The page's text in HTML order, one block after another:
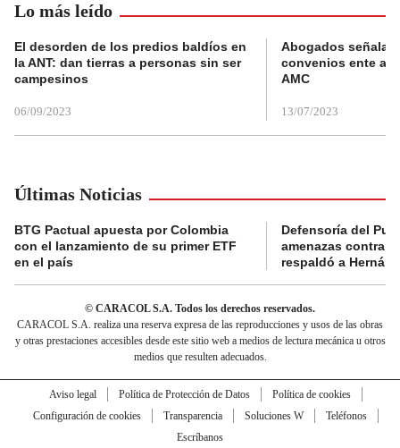
Lo más leído
El desorden de los predios baldíos en
la ANT: dan tierras a personas sin ser
campesinos
06/09/2023
Abogados
convenios ente
AMC
13/07/2023
Últimas Noticias
BTG Pactual apuesta por Colombia
con el lanzamiento de su primer ETF
en el país
Defensoría del
amenazas contra
respaldó a Hernán
© CARACOL S.A. Todos los derechos reservados.
CARACOL S.A. realiza una reserva expresa de las reproducciones y usos de las obras
y otras prestaciones accesibles desde este sitio web a medios de lectura mecánica u otros
medios que resulten adecuados.
Aviso legal Política de Protección de Datos
Política de cookies
Configuración de cookies
Transparencia Soluciones W
Teléfonos
Escríbanos